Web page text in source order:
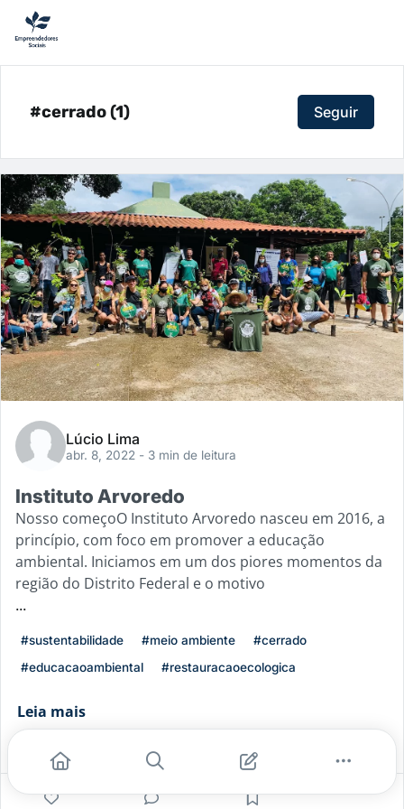
#cerrado (1) Seguir
Lúcio Lima
abr. 8, 2022 - 3 min de leitura
Instituto Arvoredo
Nosso começoO Instituto Arvoredo nasceu em 2016, a
princípio, com foco em promover a educação
ambiental. Iniciamos em um dos piores momentos da
região do Distrito Federal e o motivo
...
#sustentabilidade #meio ambiente
#cerrado
#educacaoambiental
#restauracaoecologica
Leia mais